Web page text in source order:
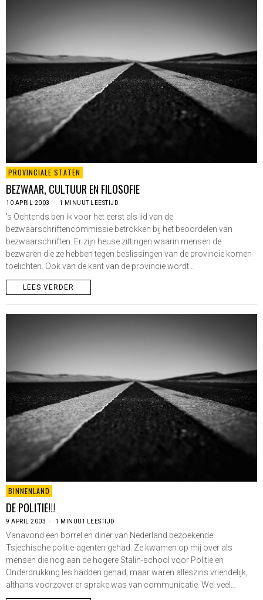
PROVINCIALE STATEN
BEZWAAR, CULTUUR EN FILOSOFIE
10 APRIL 2003 1 MINUUT LEESTIJD
’s Ochtends ben ik voor het eerst als lid van de
bezwaarschriftencommissie betrokken bij het beoordelen van
bezwaarschriften. Er zijn heuse zittingen waarin mensen de
bezwaren die ze hebben tegen beslissingen van de provincie komen
toelichten. Ook van de kant van de provincie wordt…
LEES VERDER
BINNENLAND
DE POLITIE!!!
9 APRIL 2003 1 MINUUT LEESTIJD
Vanavond een borrel en diner van Nederland bezoekende
Tsjechische politie-agenten gehad. Ze kwamen op mij over als
mensen die nog aan de hogere Stalin-school voor Politie en
Onderdrukking les hadden gehad, maar waren alleszins vriendelijk,
althans voorzover er sprake was van communicatie. Wel veel…